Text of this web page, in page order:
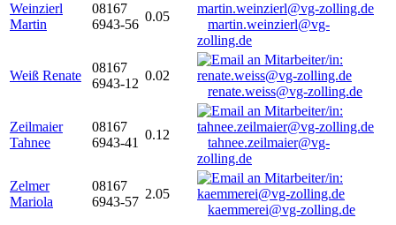
Weinzierl
Martin
08167
6943-56
0.05
martin.weinzierl@vg-
zolling.de
Weiß Renate
08167
6943-12
0.02
renate.weiss@vg-zolling.de
Zeilmaier
Tahnee
08167
6943-41
0.12
tahnee.zeilmaier@vg-
zolling.de
Zelmer
Mariola
08167
6943-57
2.05
kaemmerei@vg-zolling.de